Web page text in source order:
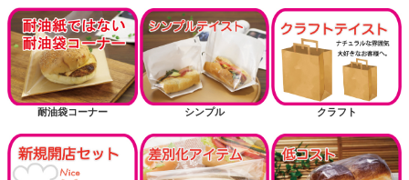
耐油袋コーナー シンプル クラフト